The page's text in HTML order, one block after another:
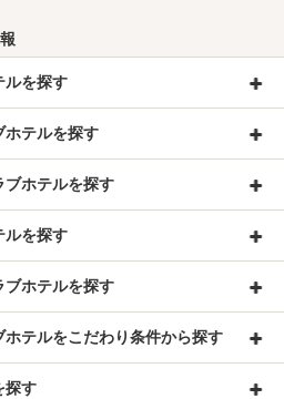
ルを探す
ホテルを探す
ブホテルを探す
ルを探す
ブホテルを探す
テルをこだわり条件から探す
探す